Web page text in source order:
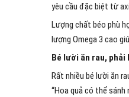
yêu cầu đặc biệt từ
Lượng chất béo phù
lượng Omega 3 cao
Bé lười ăn rau,
Rất nhiều bé lười ăn
“Hoa quả có thể